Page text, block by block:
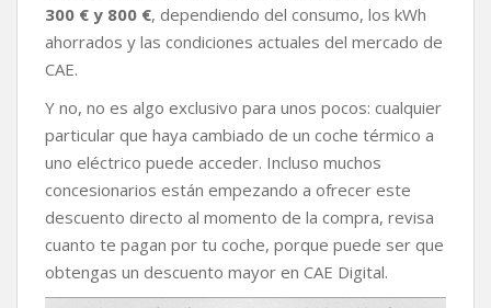
300 € y 800 €, dependiendo del consumo, los kWh
ahorrados y las condiciones actuales del mercado de
CAE.
Y no, no es algo exclusivo para unos pocos: cualquier
particular que haya cambiado de un coche térmico a
uno eléctrico puede acceder. Incluso muchos
concesionarios están empezando a ofrecer este
descuento directo al momento de la compra, revisa
cuanto te pagan por tu coche, porque puede ser que
obtengas un descuento mayor en CAE Digital.